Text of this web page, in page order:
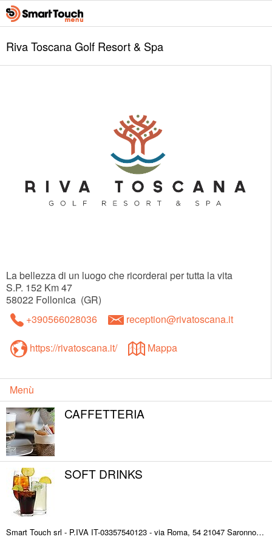
Riva Toscana Golf Resort & Spa
La bellezza di un luogo che ricorderai per tutta la vita
S.P. 152 Km 47
58022 Follonica (GR)
+390566028036
reception@rivatoscana.it
https://rivatoscana.it/ Mappa
Menù
CAFFETTERIA
SOFT DRINKS
BEER SELECTION Smart Touch srl - P.IVA IT-03357540123 - via Roma, 54 21047 Saronno (VA) ITALY